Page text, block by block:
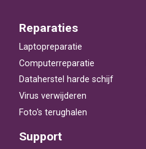
Reparaties
Laptopreparatie
Computerreparatie
Dataherstel harde schijf
Virus verwijderen
Foto's terughalen
Support